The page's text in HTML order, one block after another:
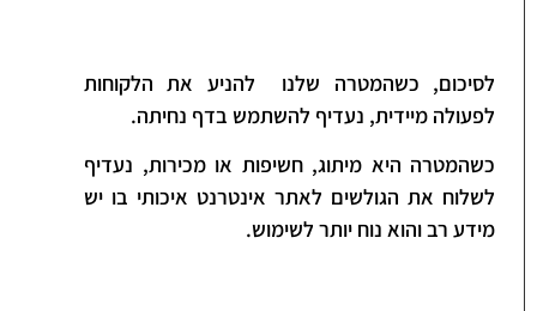
לסיכום, כשהמטרה שלנו להניע את הלקוחות
לפעולה מיידית, נעדיף להשתמש בדף נחיתה.
כשהמטרה היא מיתוג, חשיפות או מכירות, נעדיף
לשלוח את הגולשים לאתר אינטרנט איכותי בו יש
מידע רב והוא נוח יותר לשימוש.